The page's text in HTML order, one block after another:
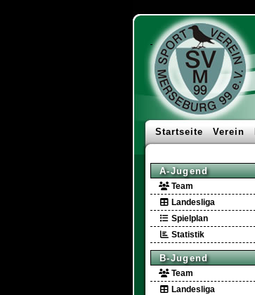
Startseite Verein
A-Jugend
Team
Landesliga
Spielplan
Statistik
B-Jugend
Team
Landesliga